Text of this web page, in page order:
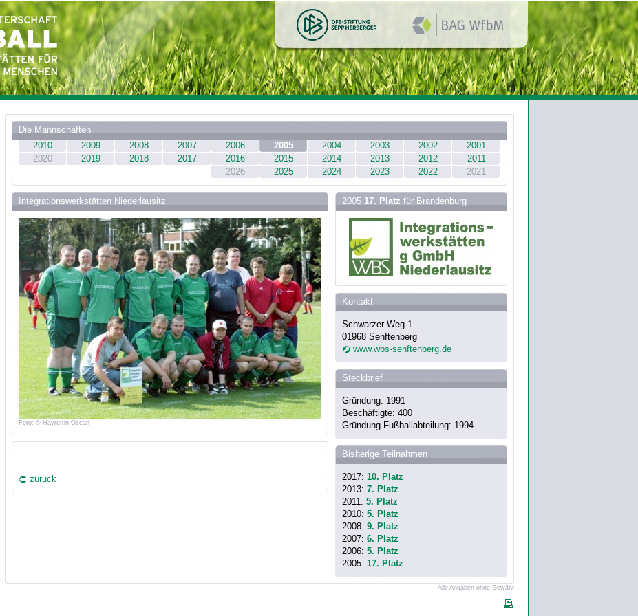
Die Mannschaften
2010
2009 2008 2007 2006 2005 2004 2003 2002
2001
2020
2019 2018 2017 2016 2015 2014 2013 2012
2011
2026
2025 2024 2023 2022 2021
Integrationswerkstätten Niederlausitz
Foto: © Hayrettin Özcan
zurück
2005 17. Platz für Brandenburg
Kontakt
Schwarzer Weg 1
01968 Senftenberg
www.wbs-senftenberg.de
Steckbrief
Gründung: 1991
Beschäftigte: 400
Gründung Fußballabteilung: 1994
Bisherige Teilnahmen
2017: 10. Platz
2013: 7. Platz
2011: 5. Platz
2010: 5. Platz
2008: 9. Platz
2007: 6. Platz
2006: 5. Platz
2005: 17. Platz
Alle Angaben ohne Gewähr